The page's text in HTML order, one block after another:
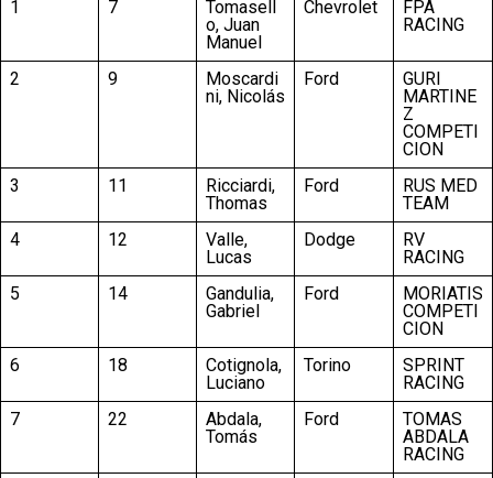
1 7
Tomasell
o, Juan
Manuel
Chevrolet
FPA
RACING
2 9
Moscardi
ni, Nicolás
Ford
GURI
MARTINE
Z
COMPETI
CION
3
11
Ricciardi,
Thomas
Ford
RUS MED
TEAM
4
12
Valle,
Lucas
Dodge
RV
RACING
5
14
Gandulia,
Gabriel
Ford
MORIATIS
COMPETI
CION
6
18
Cotignola,
Luciano
Torino
SPRINT
RACING
7
22
Abdala,
Tomás
Ford
TOMAS
ABDALA
RACING